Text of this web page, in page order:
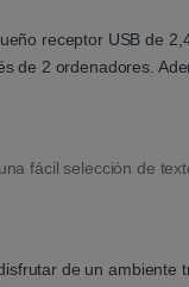
receptor USB de
de 2 ordenadores.
fácil selección de
de un ambiente